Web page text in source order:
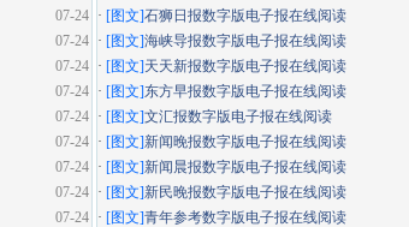
07-24
07-24
07-24
07-24
07-24
07-24
07-24
07-24
07-24
· [图文]石狮日报数字版电子报在线阅读
· [图文]海峡导报数字版电子报在线阅读
· [图文]天天新报数字版电子报在线阅读
· [图文]东方早报数字版电子报在线阅读
· [图文]文汇报数字版电子报在线阅读
· [图文]新闻晚报数字版电子报在线阅读
· [图文]新闻晨报数字版电子报在线阅读
· [图文]新民晚报数字版电子报在线阅读
· [图文]青年参考数字版电子报在线阅读